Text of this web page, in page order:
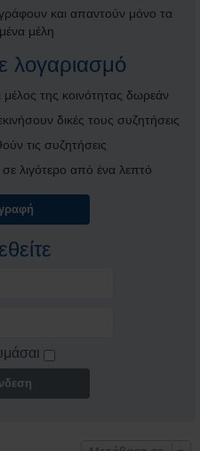
και απαντούν μόνο τα
μέλη
λογαριασμό
μέλος της κοινότητας δωρεάν
δικές τους συζητήσεις
τις συζητήσεις
σε λιγότερο από ένα λεπτό